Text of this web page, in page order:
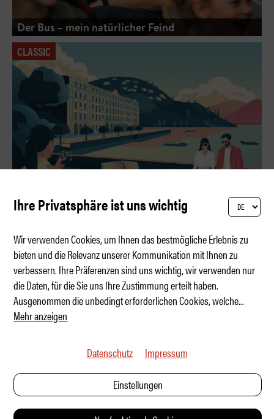
Der Bus – mein natürlicher Feind
CLASSIC
Chrom, Champagner, Comer See
Ihre Privatsphäre ist uns wichtig
Wir verwenden Cookies, um Ihnen das bestmögliche Erlebnis zu
bieten und die Relevanz unserer Kommunikation mit Ihnen zu
verbessern. Ihre Präferenzen sind uns wichtig, wir verwenden nur
die Daten, für die Sie uns Ihre Zustimmung erteilt haben.
Ausgenommen die unbedingt erforderlichen Cookies, welche...
Mehr anzeigen
Datenschutz Impressum
Einstellungen